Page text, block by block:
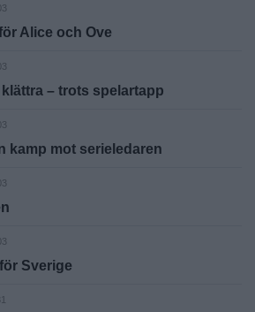
Alice och Ove
– trots spelartapp
kamp mot serieledaren
Sverige